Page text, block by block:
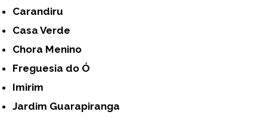
Carandiru
Casa Verde
Chora Menino
Freguesia do Ó
Imirim
Jardim Guarapiranga